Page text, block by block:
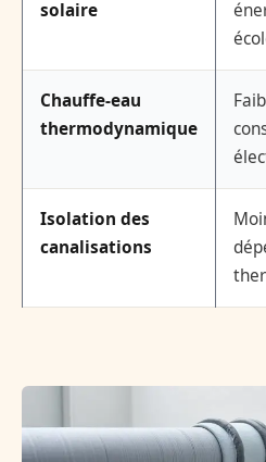
solaire
Chauffe-eau
thermodynamique
Isolation des
canalisations